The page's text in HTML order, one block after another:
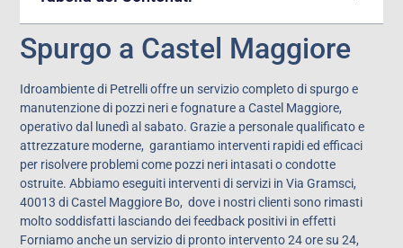
Spurgo a Castel Maggiore
Idroambiente di Petrelli offre un servizio completo di spurgo e
manutenzione di pozzi neri e fognature a Castel Maggiore,
operativo dal lunedì al sabato. Grazie a personale qualificato e
attrezzature moderne, garantiamo interventi rapidi ed efficaci
per risolvere problemi come pozzi neri intasati o condotte
ostruite. Abbiamo eseguiti interventi di servizi in Via Gramsci,
40013 di Castel Maggiore Bo, dove i nostri clienti sono rimasti
molto soddisfatti lasciando dei feedback positivi in effetti
Forniamo anche un servizio di pronto intervento 24 ore su 24,